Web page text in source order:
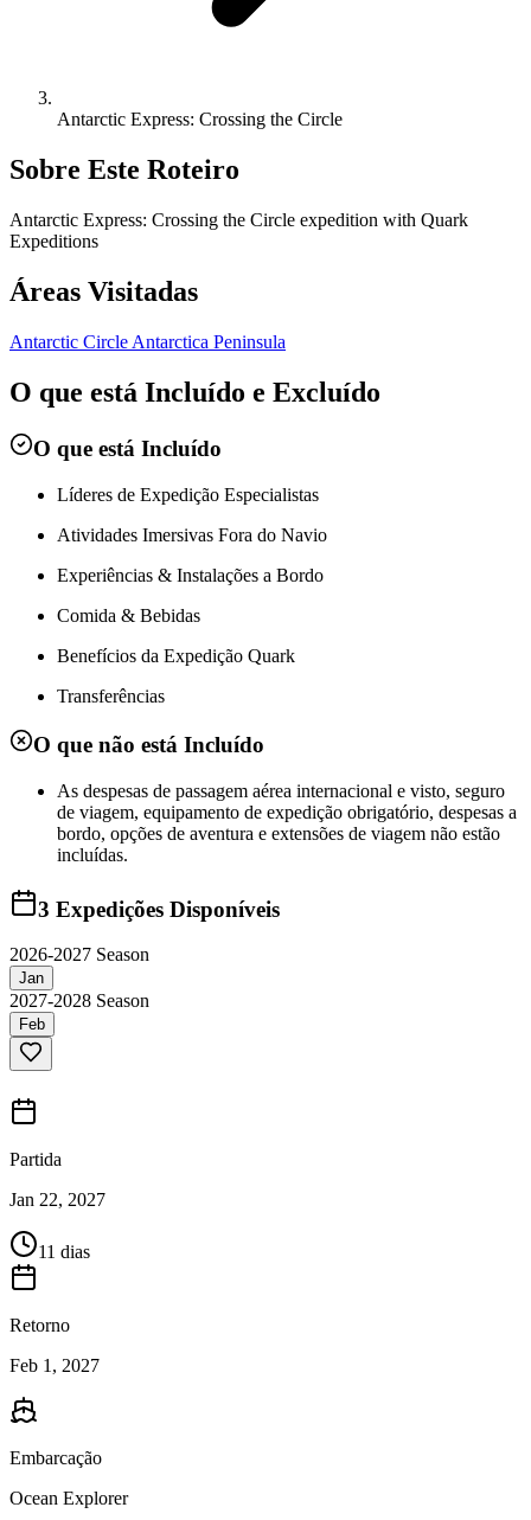
Antarctic Express: Crossing the Circle
Sobre Este Roteiro
Antarctic Express: Crossing the Circle expedition with Quark
Expeditions
Áreas Visitadas
Antarctic Circle Antarctica Peninsula
O que está Incluído e Excluído
O que está Incluído
Líderes de Expedição Especialistas
Atividades Imersivas Fora do Navio
Experiências & Instalações a Bordo
Comida & Bebidas
Benefícios da Expedição Quark
Transferências
O que não está Incluído
As despesas de passagem aérea internacional e visto, seguro
de viagem, equipamento de expedição obrigatório, despesas a
bordo, opções de aventura e extensões de viagem não estão
incluídas.
3 Expedições Disponíveis
2026-2027 Season
Jan
2027-2028 Season
Feb
Partida
Jan 22, 2027
11 dias
Retorno
Feb 1, 2027
Embarcação
Ocean Explorer